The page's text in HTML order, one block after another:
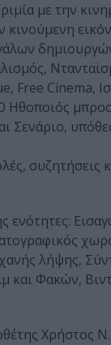
με την
Free Cinema,
Ηθοποιός
Σενάριο,
συζητήσεις
ενότητες:
λήψης,
και Φακών,
Χρήστος